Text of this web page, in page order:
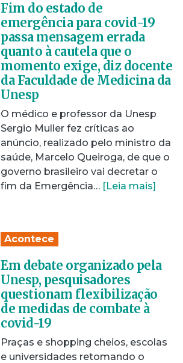
Fim do estado de
emergência para covid-19
passa mensagem errada
quanto à cautela que o
momento exige, diz docente
da Faculdade de Medicina da
Unesp
O médico e professor da Unesp
Sergio Muller fez críticas ao
anúncio, realizado pelo ministro da
saúde, Marcelo Queiroga, de que o
governo brasileiro vai decretar o
fim da Emergência… [Leia mais]
Acontece
Em debate organizado pela
Unesp, pesquisadores
questionam flexibilização
de medidas de combate à
covid-19
Praças e shopping cheios, escolas
e universidades retomando o